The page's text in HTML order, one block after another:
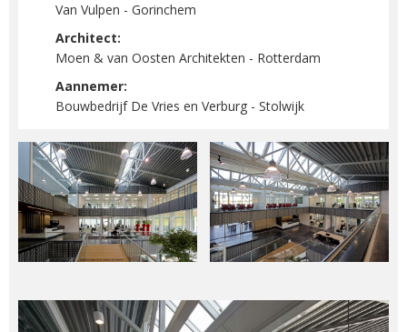
Van Vulpen - Gorinchem
Architect:
Moen & van Oosten Architekten - Rotterdam
Aannemer:
Bouwbedrijf De Vries en Verburg - Stolwijk